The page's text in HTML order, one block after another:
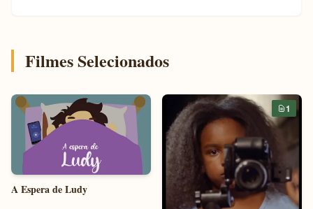
Filmes Selecionados
A Espera de Ludy
1